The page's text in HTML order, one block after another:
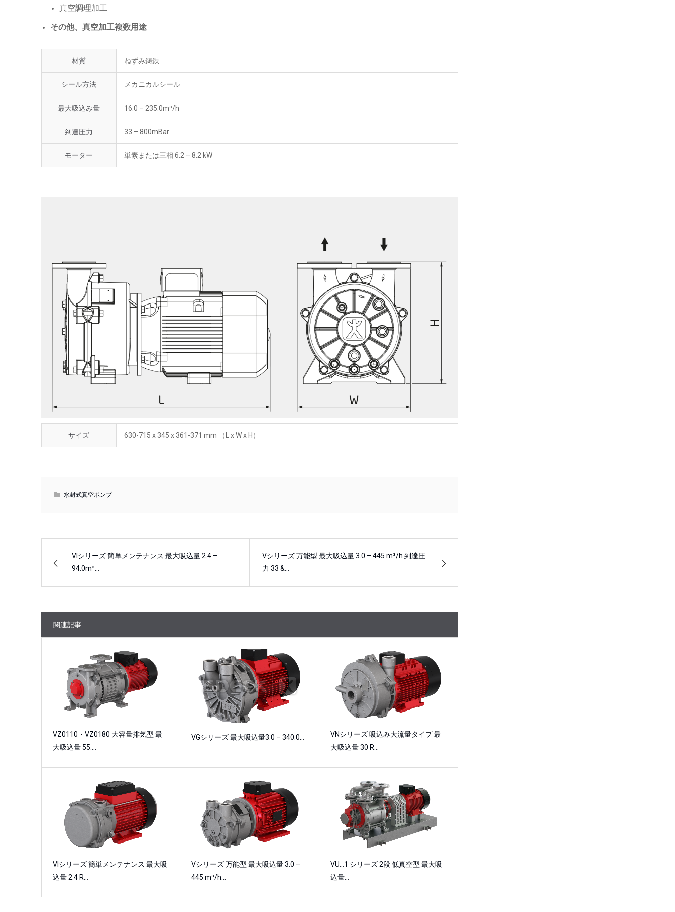
真空調理加工
その他、真空加工複数用途
材質 ねずみ鋳鉄
シール方法 メカニカルシール
最大吸込み量 16.0 – 235.0m³/h
到達圧力 33 – 800mBar
モーター 単素または三相 6.2 – 8.2 kW
サイズ 630-715 x 345 x 361-371 mm （L x W x H）
水封式真空ポンプ
VIシリーズ 簡単メンテナンス 最大吸込量 2.4 –
94.0m³…
Vシリーズ 万能型 最大吸込量 3.0 – 445 m³/h 到達圧
力 33 &…
関連記事
VZ0110・VZ0180 大容量排気型 最
大吸込量 55.…
VGシリーズ 最大吸込量3.0 – 340.0…
VNシリーズ 吸込み大流量タイプ 最
大吸込量 30 R…
VIシリーズ 簡単メンテナンス 最大吸
込量 2.4 R…
Vシリーズ 万能型 最大吸込量 3.0 –
445 m³/h…
VU…1 シリーズ 2段 低真空型 最大吸
込量…